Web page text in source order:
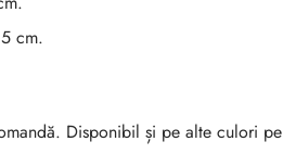
cm.
Disponibil și pe alte culori